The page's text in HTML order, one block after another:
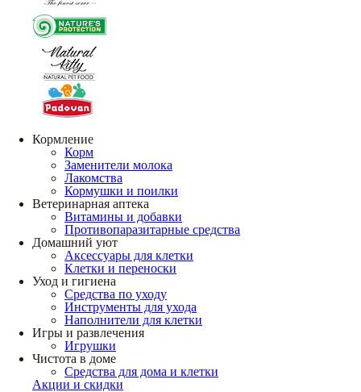
Кормление
Корм
Заменители молока
Лакомства
Кормушки и поилки
Ветеринарная аптека
Витамины и добавки
Противопаразитарные средства
Домашний уют
Аксессуары для клетки
Клетки и переноски
Уход и гигиена
Средства по уходу
Инструменты для ухода
Наполнители для клетки
Игры и развлечения
Игрушки
Чистота в доме
Средства для дома и клетки
Акции и скидки